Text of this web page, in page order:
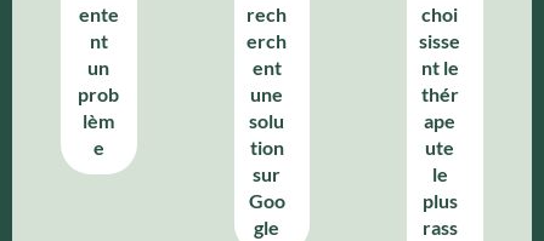
ente
nt
un
prob
lèm
e
rech
erch
ent
une
solu
tion
sur
Goo
gle
choi
sisse
nt le
thér
ape
ute
le
plus
rass